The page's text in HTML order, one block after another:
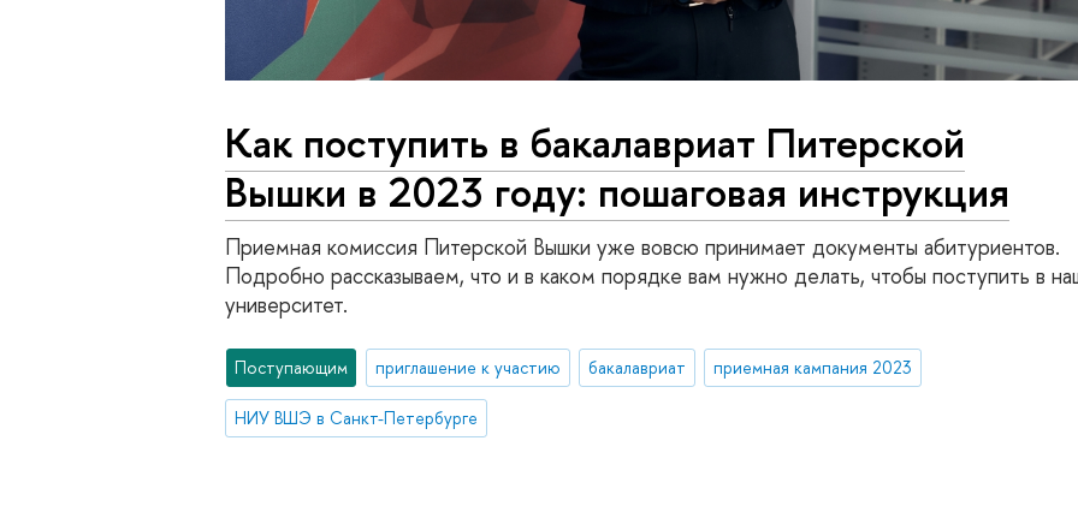
Как поступить в бакалавриат Питерской
Вышки в 2023 году: пошаговая инструкция
Приемная комиссия Питерской Вышки уже вовсю принимает документы абитуриентов.
Подробно рассказываем, что и в каком порядке вам нужно делать, чтобы поступить в
университет.
Поступающим приглашение к участию бакалавриат приемная кампания 2023
НИУ ВШЭ в Санкт-Петербурге